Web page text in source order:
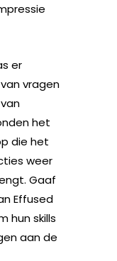
er
vragen
het
die het
weer
Gaaf
Effused
hun skills
aan de